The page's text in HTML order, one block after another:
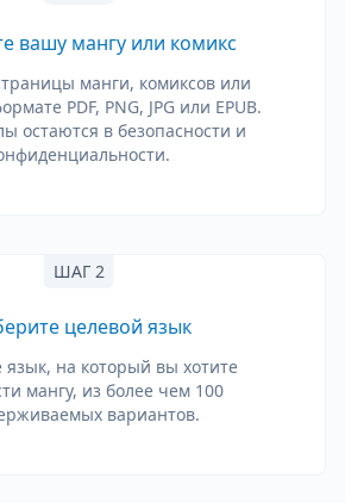
вашу мангу или комикс
манги, комиксов или
PDF, PNG, JPG или EPUB.
остаются в безопасности и
ШАГ 2
целевой язык
на который вы хотите
мангу, из более чем 100
вариантов.